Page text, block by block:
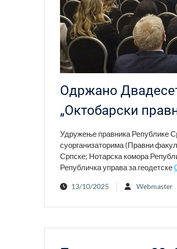
Одржано
„Октобарски
Удружење правника Републике
суорганизатopима (Правни
Српске; Нотарска комора
Републичка управа за геодетске
13/10/2025 Webmaster